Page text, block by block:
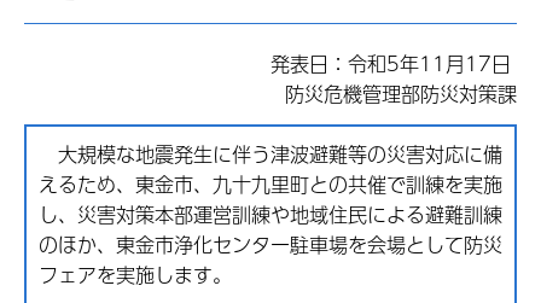
発表日：令和5年11月17日
防災危機管理部防災対策課
大規模な地震発生に伴う津波避難等の災害対応に備
えるため、東金市、九十九里町との共催で訓練を実施
し、災害対策本部運営訓練や地域住民による避難訓練
のほか、東金市浄化センター駐車場を会場として防災
フェアを実施します。